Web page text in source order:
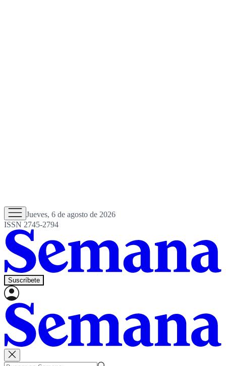
Jueves, 6 de agosto de 2026
ISSN 2745-2794
Suscríbete